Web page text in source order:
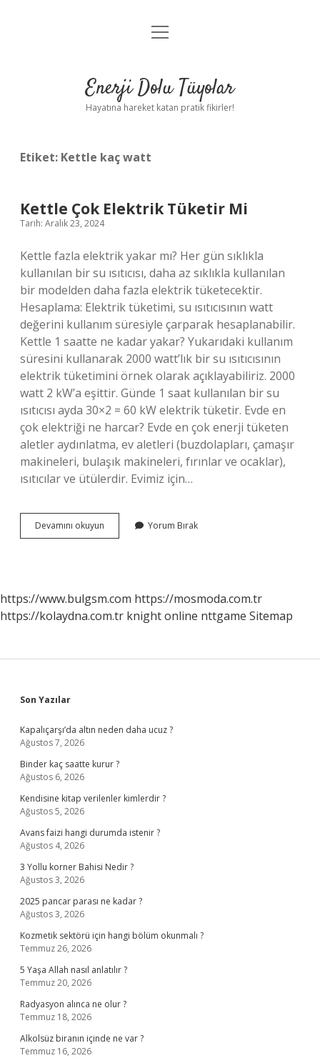
Anasayfa
Yasal Uyarı
menüyü
Enerji Dolu Tüyolar
Hayatına hareket katan pratik fikirler!
Etiket: Kettle kaç watt
Kettle Çok Elektrik Tüketir Mi
Tarih: Aralık 23, 2024
Kettle fazla elektrik yakar mı? Her gün sıklıkla
kullanılan bir su ısıtıcısı, daha az sıklıkla kullanılan
bir modelden daha fazla elektrik tüketecektir.
Hesaplama: Elektrik tüketimi, su ısıtıcısının watt
değerini kullanım süresiyle çarparak hesaplanabilir.
Kettle 1 saatte ne kadar yakar? Yukarıdaki kullanım
süresini kullanarak 2000 watt’lık bir su ısıtıcısının
elektrik tüketimini örnek olarak açıklayabiliriz. 2000
watt 2 kW’a eşittir. Günde 1 saat kullanılan bir su
ısıtıcısı ayda 30×2 = 60 kW elektrik tüketir. Evde en
çok elektriği ne harcar? Evde en çok enerji tüketen
aletler aydınlatma, ev aletleri (buzdolapları, çamaşır
makineleri, bulaşık makineleri, fırınlar ve ocaklar),
ısıtıcılar ve ütülerdir. Evimiz için…
Devamını okuyun
Çok
Yorum Bırak
https://www.bulgsm.com https://mosmoda.com.tr
https://kolaydna.com.tr knight online nttgame Sitemap
Sidebar
Son Yazılar
Kapalıçarşı’da altın neden daha ucuz ?
Ağustos 7, 2026
Binder kaç saatte kurur ?
Ağustos 6, 2026
Kendisine kitap verilenler kimlerdir ?
Ağustos 5, 2026
Avans faizi hangi durumda istenir ?
Ağustos 4, 2026
3 Yollu korner Bahisi Nedir ?
Ağustos 3, 2026
2025 pancar parası ne kadar ?
Ağustos 3, 2026
Kozmetik sektörü için hangi bölüm okunmalı ?
Temmuz 26, 2026
5 Yaşa Allah nasıl anlatılır ?
Temmuz 20, 2026
Radyasyon alınca ne olur ?
Temmuz 18, 2026
Alkolsüz biranın içinde ne var ?
Temmuz 16, 2026